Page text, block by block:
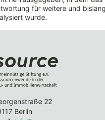
für weitere und
wurde.
22
Berlin